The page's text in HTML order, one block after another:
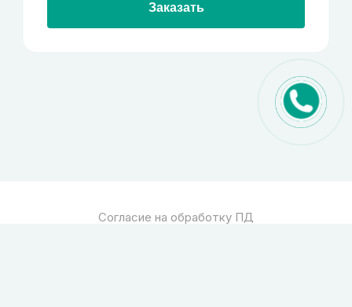
Заказать
Согласие на обработку ПД